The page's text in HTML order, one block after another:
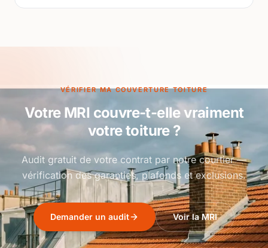
VÉRIFIER MA COUVERTURE TOITURE
Votre MRI couvre-t-elle vraiment
votre toiture ?
Audit gratuit de votre contrat par notre courtier —
vérification des garanties, plafonds et exclusions.
Demander un audit Voir la MRI